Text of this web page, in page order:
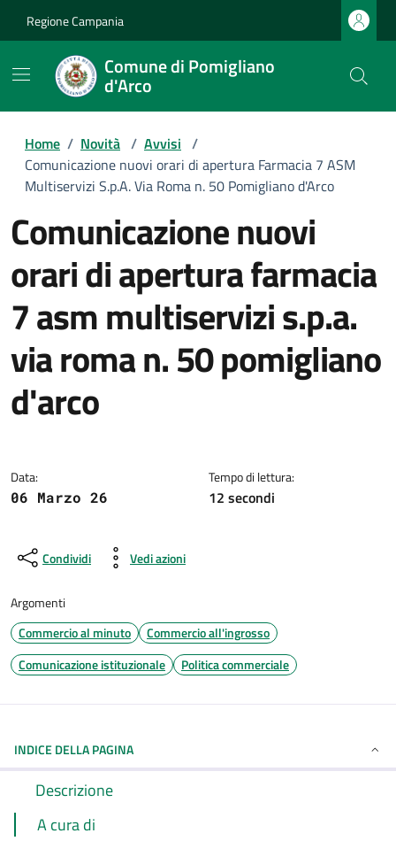
Regione Campania
Comune di Pomigliano
d'Arco
Home / Novità / Avvisi /
Comunicazione nuovi orari di apertura Farmacia 7 ASM
Multiservizi S.p.A. Via Roma n. 50 Pomigliano d'Arco
comunicazione nuovi
orari di apertura farmacia
7 asm multiservizi s.p.a.
via roma n. 50 pomigliano
d'arco
Data:
06 Marzo 26
Tempo di lettura:
12 secondi
Condividi Vedi azioni
Argomenti
Commercio al minuto
Commercio all'ingrosso
Comunicazione istituzionale
Politica commerciale
INDICE DELLA PAGINA
Descrizione
A cura di